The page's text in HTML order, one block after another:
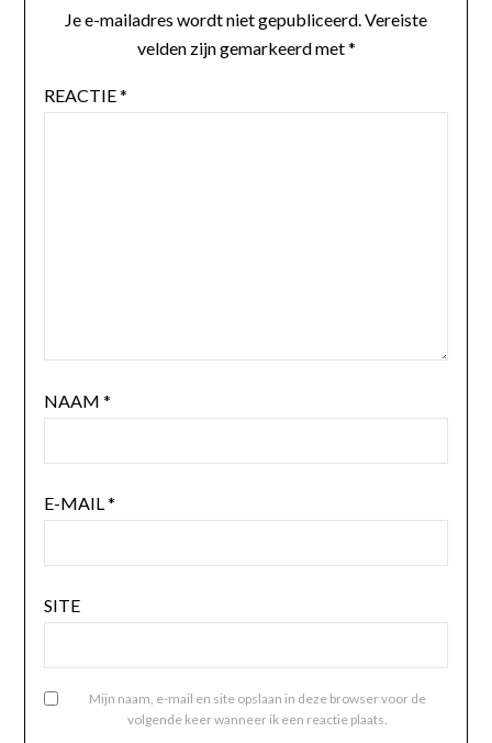
Je e-mailadres wordt niet gepubliceerd.Vereiste
velden zijn gemarkeerd met*
REACTIE*
NAAM *
E-MAIL*
SITE
Mijn naam, e-mail en site opslaan in deze browser voor de
volgende keer wanneer ik een reactie plaats.